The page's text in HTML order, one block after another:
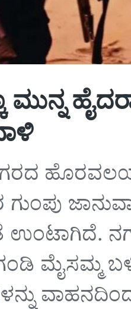
ಮುನ್ನ
ಗುಂಪು
ಗಂಡಿ ಮೈಸಮ್ಮ